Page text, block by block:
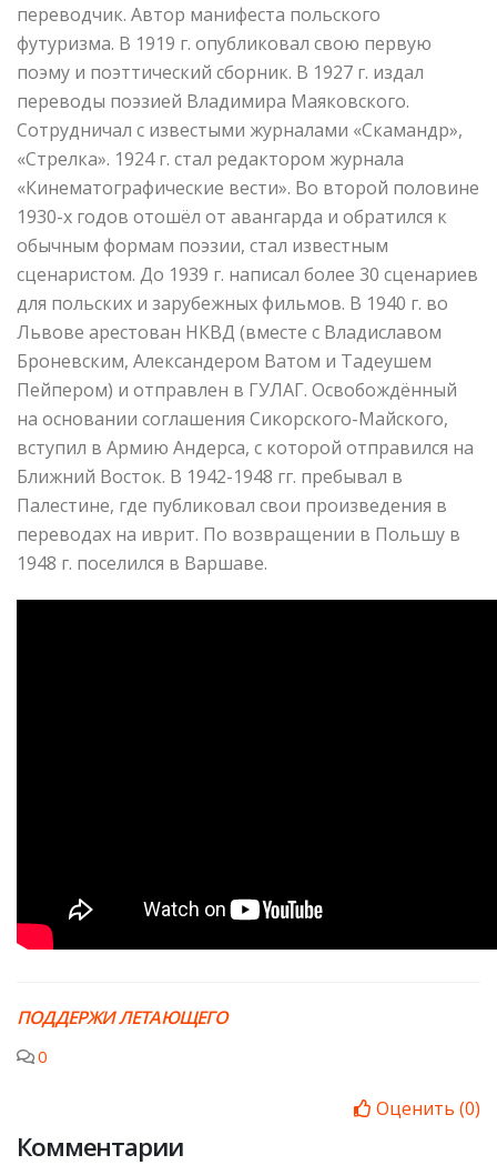
переводчик. Автор манифеста польского
футуризма. В 1919 г. опубликовал свою первую
поэму и поэттический сборник. В 1927 г. издал
переводы поэзией Владимира Маяковского.
Сотрудничал с известыми журналами «Скамандр»,
«Стрелка». 1924 г. стал редактором журнала
«Кинематографические вести». Во второй половине
1930-х годов отошёл от авангарда и обратился к
обычным формам поэзии, стал известным
сценаристом. До 1939 г. написал более 30 сценариев
для польских и зарубежных фильмов. В 1940 г. во
Львове арестован НКВД (вместе с Владиславом
Броневским, Александером Ватом и Тадеушем
Пейпером) и отправлен в ГУЛАГ. Освобождённый
на основании соглашения Сикорского-Майского,
вступил в Армию Андерса, с которой отправился на
Ближний Восток. В 1942-1948 гг. пребывал в
Палестине, где публиковал свои произведения в
переводах на иврит. По возвращении в Польшу в
1948 г. поселился в Варшаве.
ПОДДЕРЖИ ЛЕТАЮЩЕГО
0
Оценить (0)
Комментарии